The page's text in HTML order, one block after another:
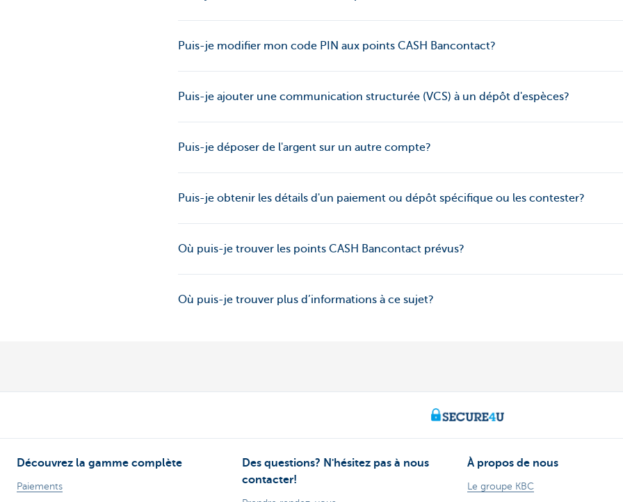
Puis-je modifier mon code PIN aux points CASH Bancontact?
Puis-je ajouter une communication structurée (VCS) à un dépôt d'espèces?
Puis-je déposer de l'argent sur un autre compte?
Puis-je obtenir les détails d'un paiement ou dépôt spécifique ou les contester?
Où puis-je trouver les points CASH Bancontact prévus?
Où puis-je trouver plus d’informations à ce sujet?
Découvrez la gamme complète
Paiements
Des questions? N'hésitez pas à nous
contacter!
À propos de nous
Le groupe KBC